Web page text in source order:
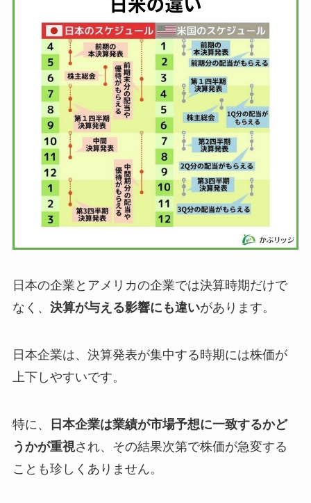
日本の企業とアメリカの企業では決算時期だけで
なく、 決算が与える影響にも違いがあります。
日本企業は、決算発表が集中する時期には株価が
上下しやすいです。
特に、
日本企業は業績が市場予想に一致するかど
うかが重視され、その結果次第で株価が急変する
ことも珍しくありません。